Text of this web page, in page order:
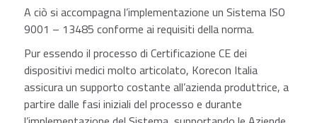
A ciò si accompagna l’implementazione un Sistema ISO
9001 – 13485 conforme ai requisiti della norma.
Pur essendo il processo di Certificazione CE dei
dispositivi medici molto articolato, Korecon Italia
assicura un supporto costante all’azienda produttrice, a
partire dalle fasi iniziali del processo e durante